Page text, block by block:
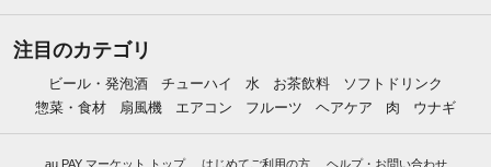
注目のカテゴリ
ビール・発泡酒 チューハイ 水 お茶飲料
ソフトドリンク
惣菜・食材
扇風機 エアコン フルーツ ヘアケア 肉 ウナギ
au PAY マーケット トップ はじめてご利用の方 ヘルプ・お問い合わせ